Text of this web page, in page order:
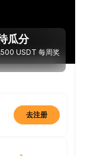
瓜分
USDT 每周奖
去注册